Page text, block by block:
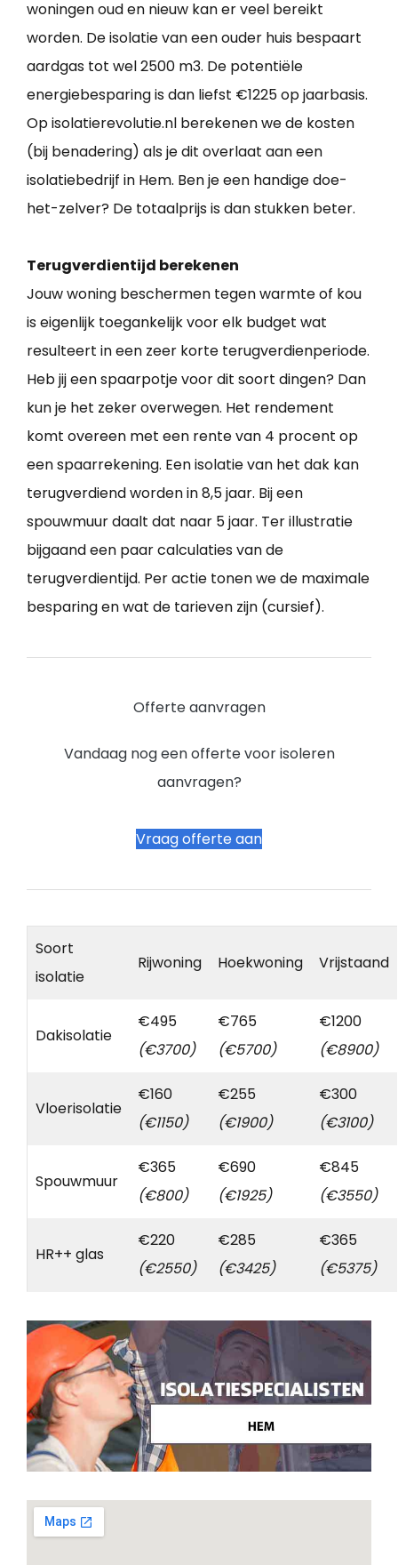
woningen oud en nieuw kan er veel bereikt
worden. De isolatie van een ouder huis bespaart
aardgas tot wel 2500 m3. De potentiële
energiebesparing is dan liefst €1225 op jaarbasis.
Op isolatierevolutie.nl berekenen we de kosten
(bij benadering) als je dit overlaat aan een
isolatiebedrijf in Hem. Ben je een handige doe-
het-zelver? De totaalprijs is dan stukken beter.
Terugverdientijd berekenen
Jouw woning beschermen tegen warmte of kou
is eigenlijk toegankelijk voor elk budget wat
resulteert in een zeer korte terugverdienperiode.
Heb jij een spaarpotje voor dit soort dingen? Dan
kun je het zeker overwegen. Het rendement
komt overeen met een rente van 4 procent op
een spaarrekening. Een isolatie van het dak kan
terugverdiend worden in 8,5 jaar. Bij een
spouwmuur daalt dat naar 5 jaar. Ter illustratie
bijgaand een paar calculaties van de
terugverdientijd. Per actie tonen we de maximale
besparing en wat de tarieven zijn (cursief).
Offerte aanvragen
Vandaag nog een offerte voor isoleren
aanvragen?
Vraag offerte aan
Soort
isolatie
Rijwoning Hoekwoning Vrijstaand
Dakisolatie
€495
(€3700)
€765
(€5700)
€1200
(€8900)
Vloerisolatie
€160
(€1150)
€255
(€1900)
€300
(€3100)
Spouwmuur
€365
(€800)
€690
(€1925)
€845
(€3550)
HR++ glas
€220
(€2550)
€285
(€3425)
€365
(€5375)